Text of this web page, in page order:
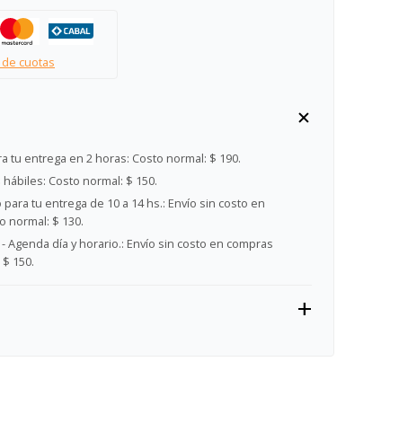
cuotas
tu entrega en 2 horas: Costo normal: $ 190.
hábiles: Costo normal: $ 150.
tu entrega de 10 a 14 hs.: Envío sin costo en
normal: $ 130.
Agenda día y horario.: Envío sin costo en compras
150.